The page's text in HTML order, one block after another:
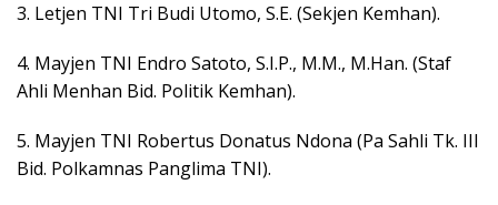
3. Letjen TNI Tri Budi Utomo, S.E. (Sekjen Kemhan).
4. Mayjen TNI Endro Satoto, S.I.P., M.M., M.Han. (Staf
Ahli Menhan Bid. Politik Kemhan).
5. Mayjen TNI Robertus Donatus Ndona (Pa Sahli Tk. III
Bid. Polkamnas Panglima TNI).